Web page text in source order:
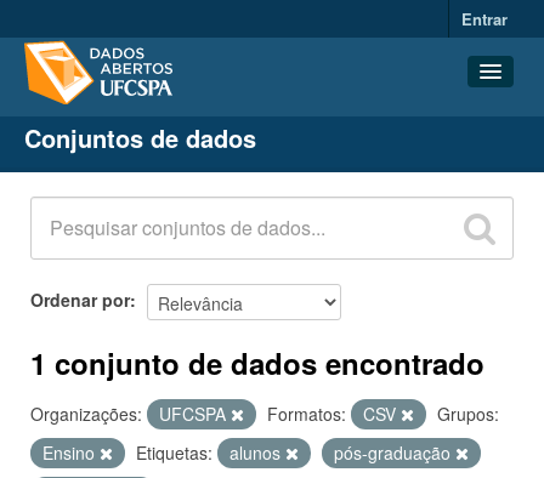
Entrar
Conjuntos de dados
Organizações
Grupos
Sobre
Conjuntos de dados
Ordenar por
1 conjunto de dados encontrado
Organizações: UFCSPA Formatos: CSV
Grupos:
Ensino
Etiquetas: alunos
pós-graduação